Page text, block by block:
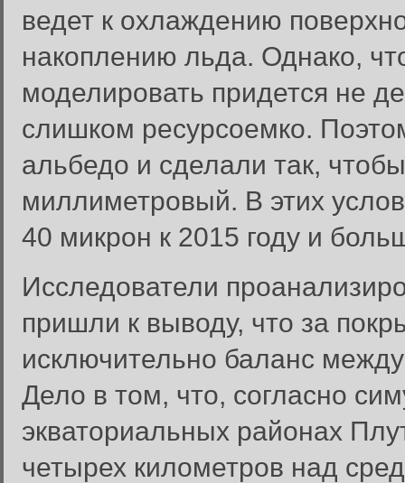
ведет к охлаждению
накоплению льда. Однако,
моделировать придется не
слишком ресурсоемко.
альбедо и сделали так,
миллиметровый. В этих
40 микрон к 2015 году и
Исследователи
пришли к выводу, что за
исключительно баланс
Дело в том, что, согласно
экваториальных районах
четырех километров над